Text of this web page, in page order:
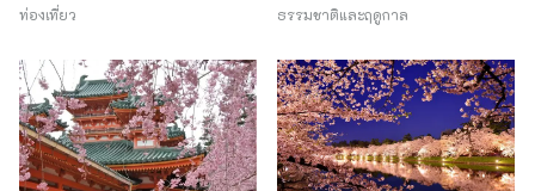
ท่องเที่ยว ธรรมชาติและฤดูกาล